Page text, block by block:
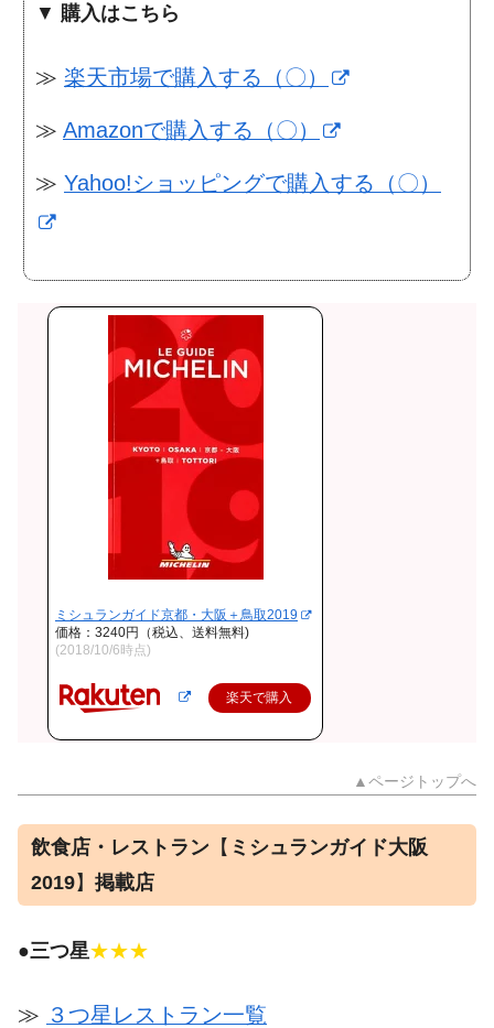
▼ 購入はこちら
≫ 楽天市場で購入する（〇）
≫ Amazonで購入する（〇）
≫ Yahoo!ショッピングで購入する（〇）
ミシュランガイド京都・大阪＋鳥取2019
価格：3240円（税込、送料無料)
(2018/10/6時点)
楽天で購入
▲ページトップへ
飲食店・レストラン 【 ミシュランガイド大阪
2019】 掲載店
●三つ星★★★
≫ ３つ星レストラン一覧